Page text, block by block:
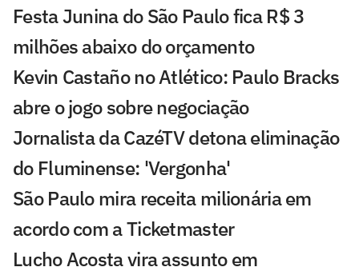
Festa Junina do São Paulo fica R$ 3
milhões abaixo do orçamento
Kevin Castaño no Atlético: Paulo Bracks
abre o jogo sobre negociação
Jornalista da CazéTV detona eliminação
do Fluminense: 'Vergonha'
São Paulo mira receita milionária em
acordo com a Ticketmaster
Lucho Acosta vira assunto em